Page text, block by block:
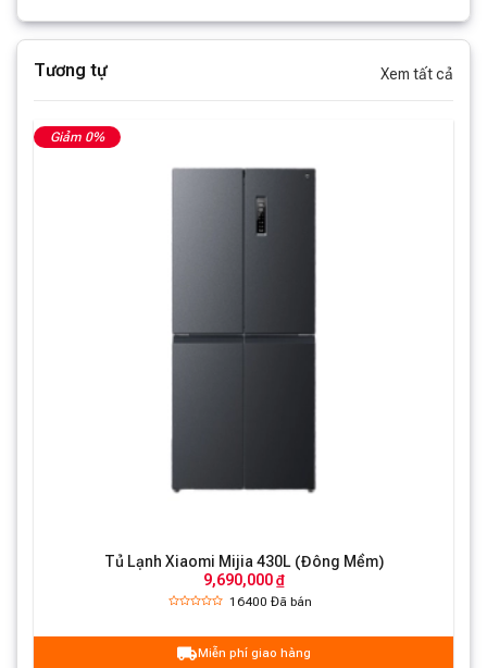
Tương tự Xem tất cả
Giảm 0%
Tủ Lạnh Xiaomi Mijia 430L (Đông Mềm)
9,690,000 ₫
16400Đã bán
Miễn phí giao hàng